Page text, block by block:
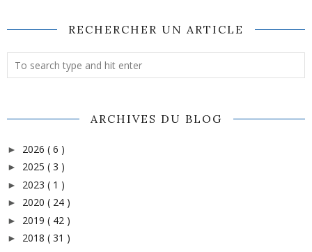
RECHERCHER UN ARTICLE
ARCHIVES DU BLOG
► 2026 ( 6 )
► 2025 ( 3 )
► 2023 ( 1 )
► 2020 ( 24 )
► 2019 ( 42 )
► 2018 ( 31 )